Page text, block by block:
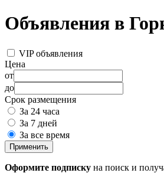
Объявления в
VIP объявления
Цена
от
до
Срок размещения
За 24 часа
За 7 дней
За все время
Применить
Оформите подписку на поиск и